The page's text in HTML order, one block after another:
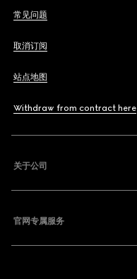
常见问题
取消订阅
站点地图
Withdraw from contract here
关于公司
官网专属服务